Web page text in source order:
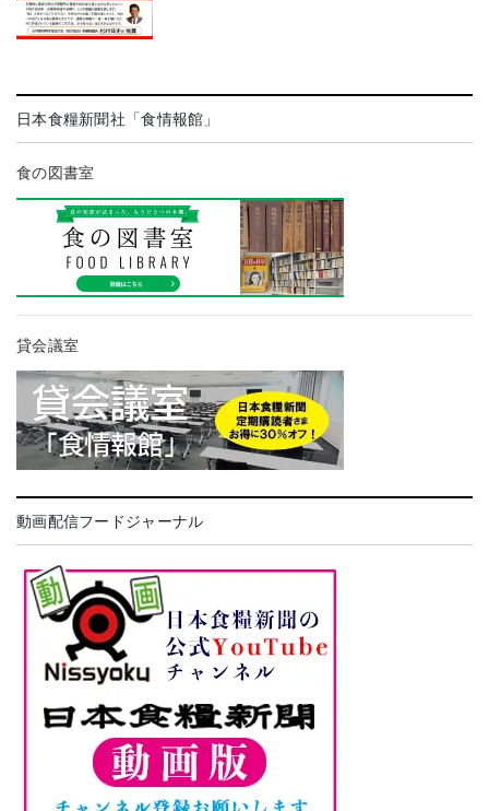
日本食糧新聞社「食情報館」
食の図書室
貸会議室
動画配信フードジャーナル